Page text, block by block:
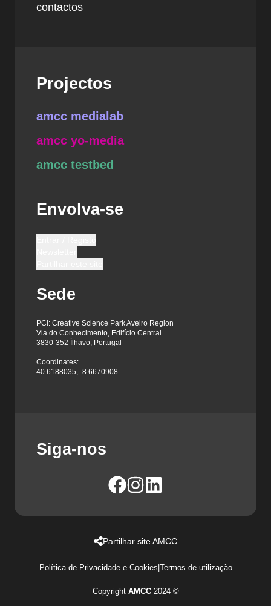
contactos
Projectos
amcc medialab
amcc yo-media
amcc testbed
Envolva-se
Sede
PCI: Creative Science Park Aveiro Region
Via do Conhecimento, Edifício Central
3830-352 Ílhavo, Portugal
Coordinates:
40.6188035, -8.6670908
Siga-nos
Partilhar site AMCC
Política de Privacidade e Cookies|Termos de utilização
Copyright AMCC2024 ©